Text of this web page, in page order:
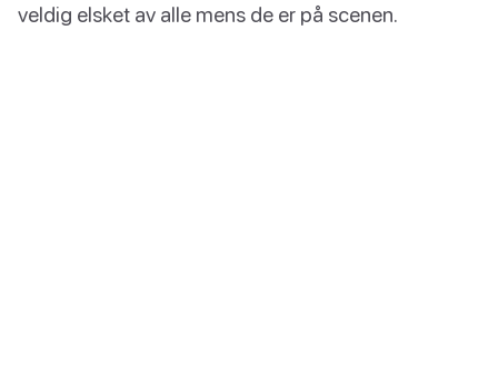
veldig elsket av alle mens de er på scenen.